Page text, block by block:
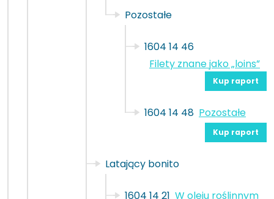
Pozostałe
1604 14 46
Filety znane jako „loins”
Kup raport
1604 14 48 Pozostałe
Kup raport
Latający bonito
1604 14 21 W oleju roślinnym